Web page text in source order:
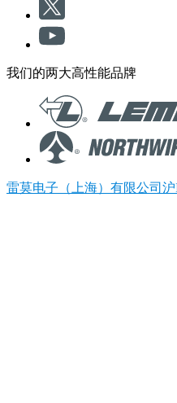
我们的两大高性能品牌
雷莫电子（上海）有限公司沪